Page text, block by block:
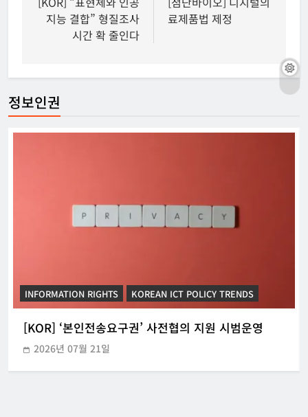
색지능 결합” 형질조사
시간 확 줄인다
료제품법 제정
정보인권
INFORMATION RIGHTS KOREAN ICT POLICY TRENDS
[KOR] ‘본인전송요구권’ 사전협의 지원 시범운영
2026년 07월 21일